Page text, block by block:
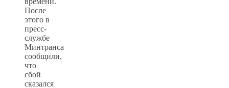
После
этого в
пресс-
службе
Минтранса
сообщили,
что
сбой
сказался